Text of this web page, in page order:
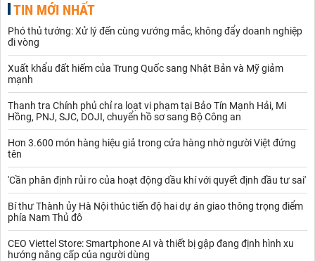
TIN MỚI NHẤT
Phó thủ tướng: Xử lý đến cùng vướng mắc, không đẩy doanh nghiệp
đi vòng
Xuất khẩu đất hiếm của Trung Quốc sang Nhật Bản và Mỹ giảm
mạnh
Thanh tra Chính phủ chỉ ra loạt vi phạm tại Bảo Tín Mạnh Hải, Mi
Hồng, PNJ, SJC, DOJI, chuyển hồ sơ sang Bộ Công an
Hơn 3.600 món hàng hiệu giả trong cửa hàng nhờ người Việt đứng
tên
'Cần phân định rủi ro của hoạt động dầu khí với quyết định đầu tư sai'
Bí thư Thành ủy Hà Nội thúc tiến độ hai dự án giao thông trọng điểm
phía Nam Thủ đô
CEO Viettel Store: Smartphone AI và thiết bị gập đang định hình xu
hướng nâng cấp của người dùng